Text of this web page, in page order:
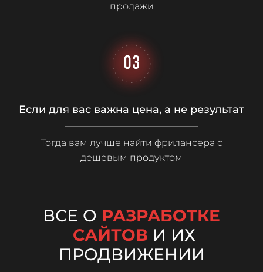
продажи
Если для вас важна цена, а не результат
Тогда вам лучше найти фрилансера с
дешевым продуктом
ВСЕ О РАЗРАБОТКЕ
САЙТОВ И ИХ
ПРОДВИЖЕНИИ